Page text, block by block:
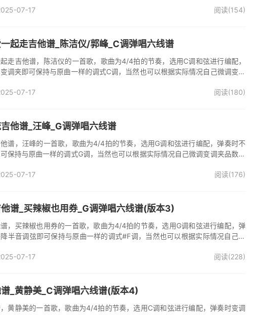
07-17 阅读(154)
起走吉他谱_陈洁仪/郭峰_C调弹唱六线谱
走吉他谱，陈洁仪的一首歌，歌曲为4/4拍的节奏，选用C调和弦进行编配，
调夹即可保持与原曲一样的调式C调，当然也可以根据实际情况自己微调变调
根据陈洁仪、郭峰演唱的《心会跟爱一起走》歌曲原版编配，完整的前奏、间
07-17 阅读(180)
他谱_汪峰_G调弹唱六线谱
谱，汪峰的一首歌，歌曲为4/4拍的节奏，选用G调和弦进行编配，弹奏时不
保持与原曲一样的调式G调，当然也可以根据实际情况自己微调变调夹品数。
唱的歌曲，收录在他2005年发行的专辑《怒放的生命》中 。本吉他谱根据原
07-17 阅读(176)
谱_买辣椒也用券_G调弹唱六线谱(版本3)
，买辣椒也用券的一首歌，歌曲为4/4拍的节奏，选用G调和弦进行编配，弹
半音调弦即可保持与原曲一样的调式#F调，当然也可以根据实际情况自己微
太高，大部分人唱不上去，原调#F，所以选G调指法编配，降半音为原调。在
，但是多加练习就能拿下来，可以试着挑战一下。不想练的可以省略。歌词反
07-17 阅读(228)
_黄静美_C调弹唱六线谱(版本4)
黄静美的一首歌，歌曲为4/4拍的节奏，选用C调和弦进行编配，弹奏时变调